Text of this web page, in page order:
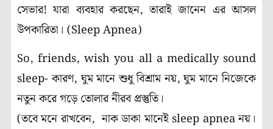
সেভার! যারা ব্যবহার করছেন, তারাই জানেন এর আসল
উপকারিতা। (Sleep Apnea)
So, friends, wish you all a medically sound
sleep- কারণ, ঘুম মানে শুধু বিশ্রাম নয়, ঘুম মানে নিজেকে
নতুন করে গড়ে তোলার নীরব প্রস্তুতি।
(তবে মনে রাখবেন, নাক ডাকা মানেই sleep apnea নয়।